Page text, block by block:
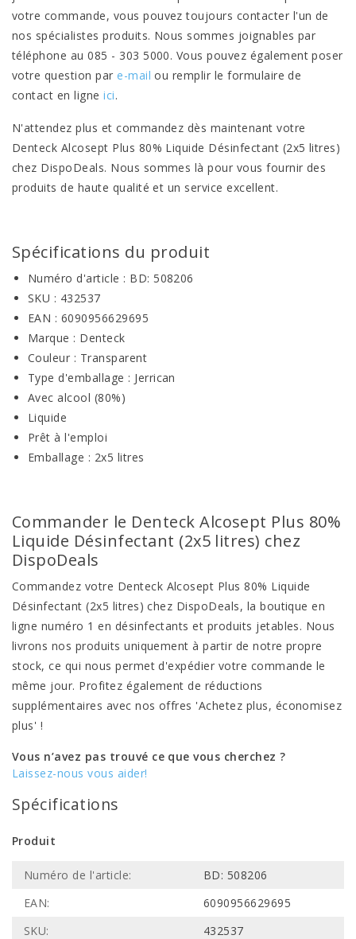
votre commande, vous pouvez toujours contacter l'un de
nos spécialistes produits. Nous sommes joignables par
téléphone au 085 - 303 5000. Vous pouvez également poser
votre question par e-mail ou remplir le formulaire de
contact en ligneici.
N'attendez plus et commandez dès maintenant votre
Denteck Alcosept Plus 80% Liquide Désinfectant (2x5 litres)
chez DispoDeals. Nous sommes là pour vous fournir des
produits de haute qualité et un service excellent.
Spécifications du produit
Numéro d'article : BD: 508206
SKU : 432537
EAN : 6090956629695
Marque : Denteck
Couleur : Transparent
Type d'emballage : Jerrican
Avec alcool (80%)
Liquide
Prêt à l'emploi
Emballage : 2x5 litres
Commander le Denteck Alcosept Plus 80%
Liquide Désinfectant (2x5 litres) chez
DispoDeals
Commandez votre Denteck Alcosept Plus 80% Liquide
Désinfectant (2x5 litres) chez DispoDeals, la boutique en
ligne numéro 1 en désinfectants et produits jetables. Nous
livrons nos produits uniquement à partir de notre propre
stock, ce qui nous permet d'expédier votre commande le
même jour. Profitez également de réductions
supplémentaires avec nos offres 'Achetez plus, économisez
plus' !
Vous n’avez pas trouvé ce que vous cherchez ?
Laissez-nous vous aider!
Spécifications
Produit
Numéro de l'article:
BD: 508206
EAN:
6090956629695
SKU:
432537